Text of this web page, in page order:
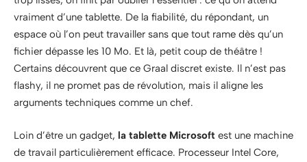
vraiment d’une tablette. De la fiabilité, du répondant, un
espace où l’on peut travailler sans que tout rame dès qu’un
fichier dépasse les 10 Mo. Et là, petit coup de théâtre !
Certains découvrent que ce Graal discret existe. Il n’est pas
flashy, il ne promet pas de révolution, mais il aligne les
arguments techniques comme un chef.
Loin d’être un gadget, la tablette Microsoft est une machine
de travail particulièrement efficace. Processeur Intel Core,